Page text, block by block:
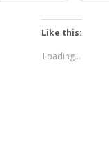
Like this:
Loading...